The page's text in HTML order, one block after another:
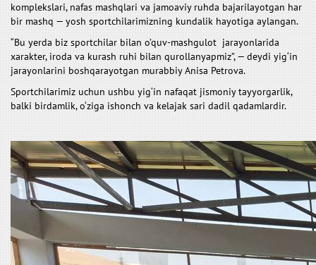
komplekslari, nafas mashqlari va jamoaviy ruhda bajarilayotgan har
bir mashq — yosh sportchilarimizning kundalik hayotiga aylangan.
“Bu yerda biz sportchilar bilan o’quv-mashgulot jarayonlarida
xarakter, iroda va kurash ruhi bilan qurollanyapmiz”, — deydi yig‘in
jarayonlarini boshqarayotgan murabbiy Anisa Petrova.
Sportchilarimiz uchun ushbu yig‘in nafaqat jismoniy tayyorgarlik,
balki birdamlik, o‘ziga ishonch va kelajak sari dadil qadamlardir.